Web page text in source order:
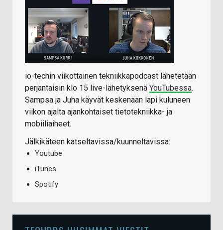
io-techin viikottainen tekniikkapodcast lähetetään
perjantaisin klo 15 live-lähetyksenä YouTubessa.
Sampsa ja Juha käyvät keskenään läpi kuluneen
viikon ajalta ajankohtaiset tietotekniikka- ja
mobiiliaiheet.
Jälkikäteen katseltavissa/kuunneltavissa:
Youtube
iTunes
Spotify